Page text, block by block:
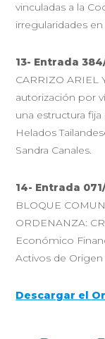
vinculadas a la
irregularidades
13- Entrada
CARRIZO ARIEL
autorización por
una estructura
Helados
Sandra Canales.
14- Entrada
BLOQUE
ORDENANZA:
Económico
Activos de
Descargar el